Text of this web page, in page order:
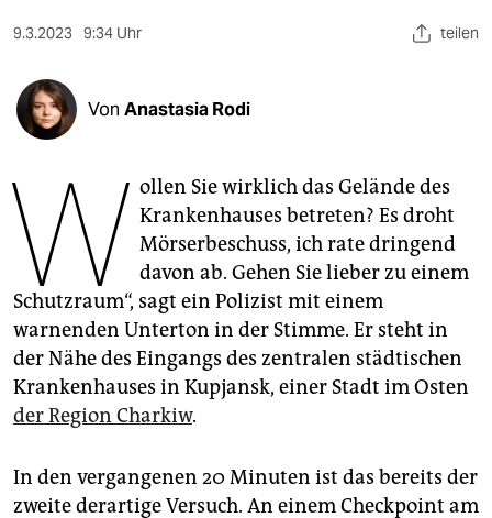
unterstützen
abo
genossenschaft
epaper login
9.3.2023 9:34 Uhr teilen
Von Anastasia Rodi
W ollen Sie wirklich das Gelände des
Krankenhauses betreten? Es droht
Mörserbeschuss, ich rate dringend
davon ab. Gehen Sie lieber zu einem
Schutzraum“, sagt ein Polizist mit einem
warnenden Unterton in der Stimme. Er steht in
der Nähe des Eingangs des zentralen städtischen
Krankenhauses in Kupjansk, einer Stadt im Osten
der Region Charkiw.
In den vergangenen 20 Minuten ist das bereits der
zweite derartige Versuch. An einem Checkpoint am